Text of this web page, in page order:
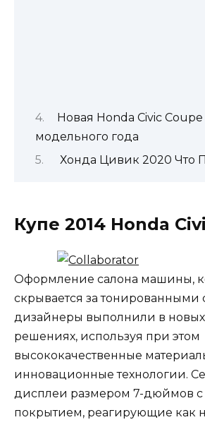
Новая Honda Civic Coupe
модельного года
Хонда Цивик 2020 Что
Купе 2014 Honda
Оформление салона машины,
скрывается за тонированными
дизайнеры выполнили в
решениях, используя при этом
высококачественные
инновационные технологии.
дисплеи размером 7-дюймов
покрытием, реагирующие как